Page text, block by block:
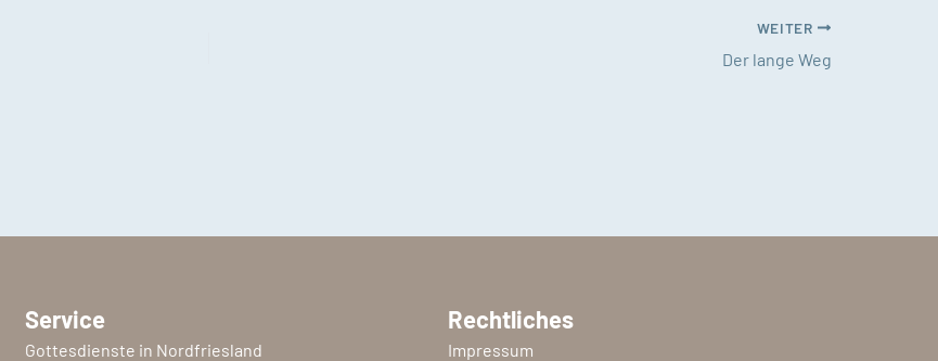
WEITER
Der lange Weg
Service
Gottesdienste in Nordfriesland
Rechtliches
Impressum